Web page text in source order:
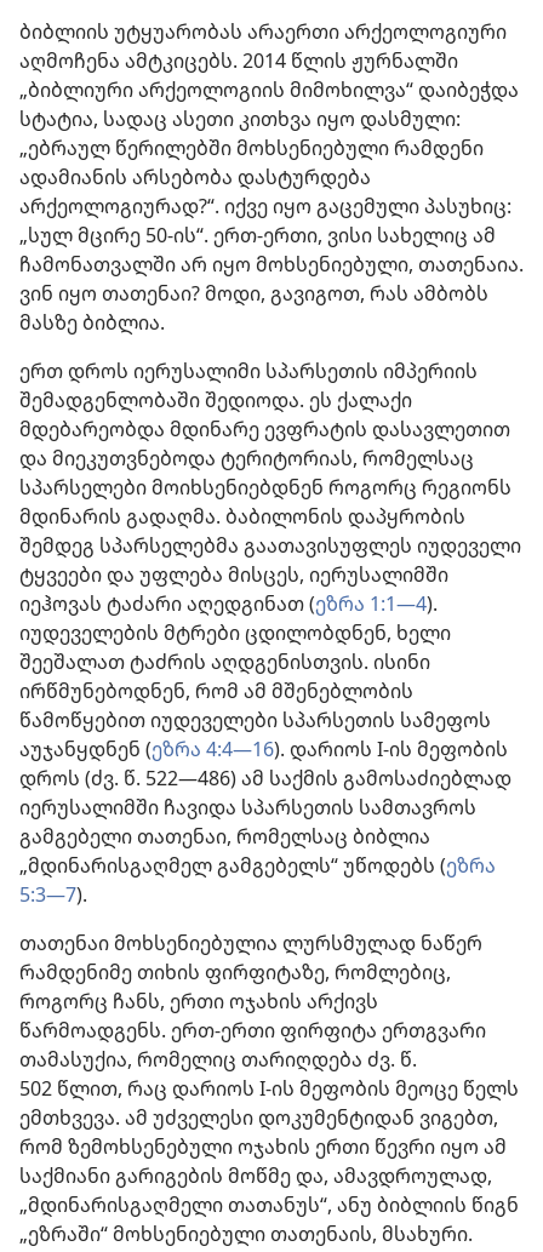
ბიბლიის უტყუარობას არაერთი არქეოლოგიური
აღმოჩენა ამტკიცებს. 2014 წლის ჟურნალში
„ბიბლიური არქეოლოგიის მიმოხილვა“ დაიბეჭდა
სტატია, სადაც ასეთი კითხვა იყო დასმული:
„ებრაულ წერილებში მოხსენიებული რამდენი
ადამიანის არსებობა დასტურდება
არქეოლოგიურად?“. იქვე იყო გაცემული პასუხიც:
„სულ მცირე 50-ის“. ერთ-ერთი, ვისი სახელიც ამ
ჩამონათვალში არ იყო მოხსენიებული, თათენაია.
ვინ იყო თათენაი? მოდი, გავიგოთ, რას ამბობს
მასზე ბიბლია.
ერთ დროს იერუსალიმი სპარსეთის იმპერიის
შემადგენლობაში შედიოდა. ეს ქალაქი
მდებარეობდა მდინარე ევფრატის დასავლეთით
და მიეკუთვნებოდა ტერიტორიას, რომელსაც
სპარსელები მოიხსენიებდნენ როგორც რეგიონს
მდინარის გადაღმა. ბაბილონის დაპყრობის
შემდეგ სპარსელებმა გაათავისუფლეს იუდეველი
ტყვეები და უფლება მისცეს, იერუსალიმში
იეჰოვას ტაძარი აღედგინათ (ეზრა 1:1—4).
იუდეველების მტრები ცდილობდნენ, ხელი
შეეშალათ ტაძრის აღდგენისთვის. ისინი
ირწმუნებოდნენ, რომ ამ მშენებლობის
წამოწყებით იუდეველები სპარსეთის სამეფოს
აუჯანყდნენ (ეზრა 4:4—16). დარიოს I-ის მეფობის
დროს (ძვ. წ. 522—486) ამ საქმის გამოსაძიებლად
იერუსალიმში ჩავიდა სპარსეთის სამთავროს
გამგებელი თათენაი, რომელსაც ბიბლია
„მდინარისგაღმელ გამგებელს“ უწოდებს (ეზრა
5:3—7).
თათენაი მოხსენიებულია ლურსმულად ნაწერ
რამდენიმე თიხის ფირფიტაზე, რომლებიც,
როგორც ჩანს, ერთი ოჯახის არქივს
წარმოადგენს. ერთ-ერთი ფირფიტა ერთგვარი
თამასუქია, რომელიც თარიღდება ძვ. წ.
502 წლით, რაც დარიოს I-ის მეფობის მეოცე წელს
ემთხვევა. ამ უძველესი დოკუმენტიდან ვიგებთ,
რომ ზემოხსენებული ოჯახის ერთი წევრი იყო ამ
საქმიანი გარიგების მოწმე და, ამავდროულად,
„მდინარისგაღმელი თათანუს“, ანუ ბიბლიის წიგნ
„ეზრაში“ მოხსენიებული თათენაის, მსახური.